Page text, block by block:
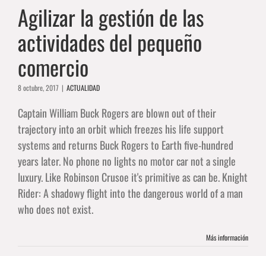
Agilizar la gestión de las
actividades del pequeño
comercio
8 octubre, 2017 | ACTUALIDAD
Captain William Buck Rogers are blown out of their
trajectory into an orbit which freezes his life support
systems and returns Buck Rogers to Earth five-hundred
years later. No phone no lights no motor car not a single
luxury. Like Robinson Crusoe it's primitive as can be. Knight
Rider: A shadowy flight into the dangerous world of a man
who does not exist.
Más información